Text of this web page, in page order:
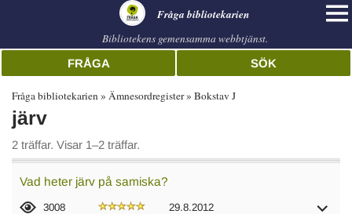
Fråga bibliotekarien
Bibliotekens gemensamma webbtjänst.
FRÅGA SÖK
Fråga bibliotekarien Ämnesordregister Bokstav J
järv
2 träffar. Visar 1–2 träffar.
Vad heter järv på samiska?
3008 29.8.2012